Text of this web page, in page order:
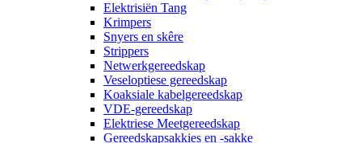
Elektrisiën Tang
Krimpers
Snyers en skêre
Strippers
Netwerkgereedskap
Veseloptiese gereedskap
Koaksiale kabelgereedskap
VDE-gereedskap
Elektriese Meetgereedskap
Gereedskapsakkies en -sakke